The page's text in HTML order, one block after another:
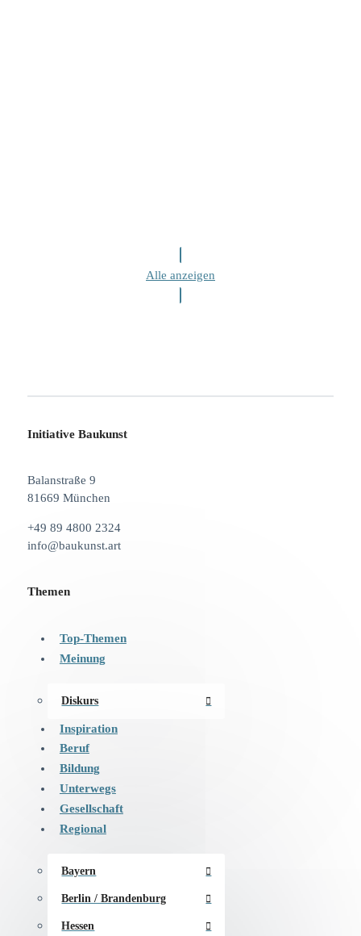
Alle anzeigen
Initiative Baukunst
Balanstraße 9
81669 München
+49 89 4800 2324
info@baukunst.art
Themen
Top-Themen
Meinung
Diskurs
Inspiration
Beruf
Bildung
Unterwegs
Gesellschaft
Regional
Bayern
Berlin / Brandenburg
Hessen